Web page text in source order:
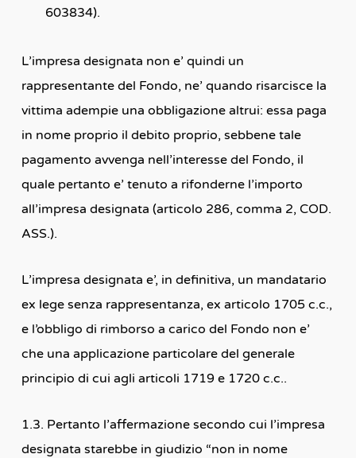
603834).
L’impresa designata non e’ quindi un
rappresentante del Fondo, ne’ quando risarcisce la
vittima adempie una obbligazione altrui: essa paga
in nome proprio il debito proprio, sebbene tale
pagamento avvenga nell’interesse del Fondo, il
quale pertanto e’ tenuto a rifonderne l’importo
all’impresa designata (articolo 286, comma 2, COD.
ASS.).
L’impresa designata e’, in definitiva, un mandatario
ex lege senza rappresentanza, ex articolo 1705 c.c.,
e l’obbligo di rimborso a carico del Fondo non e’
che una applicazione particolare del generale
principio di cui agli articoli 1719 e 1720 c.c..
1.3. Pertanto l’affermazione secondo cui l’impresa
designata starebbe in giudizio “non in nome